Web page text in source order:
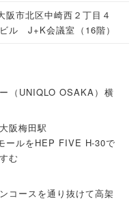
市北区中崎西２丁目４
ル J+K会議室 （ 16階）
（ UNIQLO OSAKA） 横
阪梅田駅
ールをHEP FIVE H-30で
む
コースを通り抜けて高架